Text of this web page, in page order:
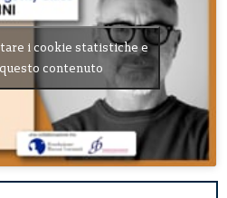
i cookie statistiche e
contenuto